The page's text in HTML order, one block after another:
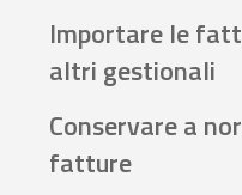
Importare le
altri gestionali
Conservare a
fatture